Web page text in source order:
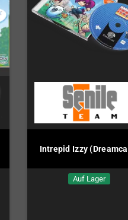
Intrepid Izzy
Auf Lager